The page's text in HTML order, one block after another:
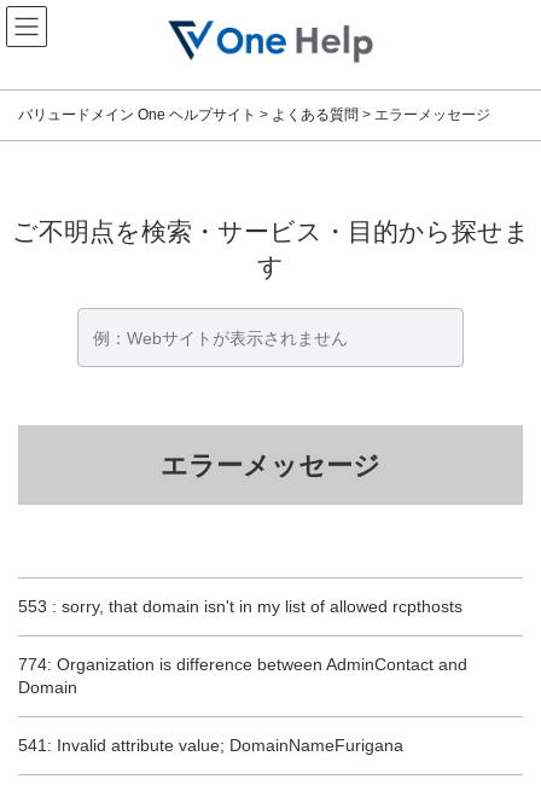
コ
ン
テ
ツ
ス
ナ
ビ
ゲ
シ
ン
バリュードメイン One ヘルプサイト > よくある質問 > エラーメッセージ
ご不明点を検索・サービス・目的から探せま
す
エラーメッセージ
553 : sorry, that domain isn't in my list of allowed rcpthosts
774: Organization is difference between AdminContact and
Domain
541: Invalid attribute value; DomainNameFurigana